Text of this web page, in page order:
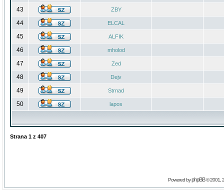
43 ZBY
44 ELCAL
45 ALFIK
46 mholod
47 Zed
48 Dejv
49 Strnad
50 lapos
Strana 1 z 407
Powered byphpBB© 2001,